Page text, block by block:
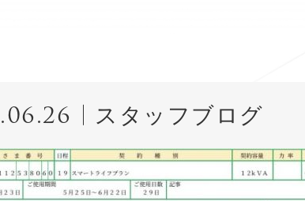
スタッフブログ